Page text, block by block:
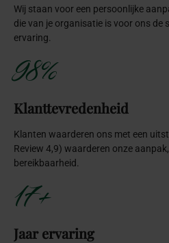
Wij staan voor een persoonlijke
die van je organisatie is voor ons de
ervaring.
98%
Klanttevredenheid
Klanten waarderen ons met een
Review 4,9) waarderen onze
bereikbaarheid.
17+
Jaar ervaring